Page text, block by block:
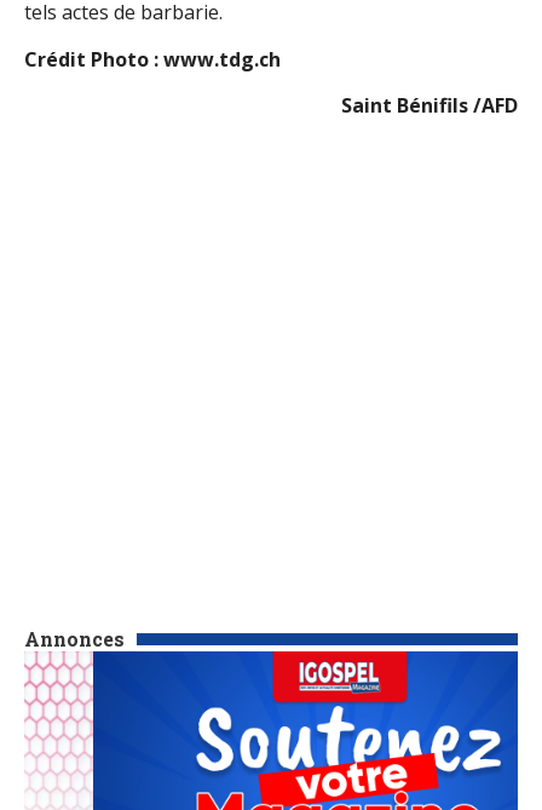
Annonces
tels actes de barbarie.
Crédit Photo : www.tdg.ch
Saint Bénifils /AFD